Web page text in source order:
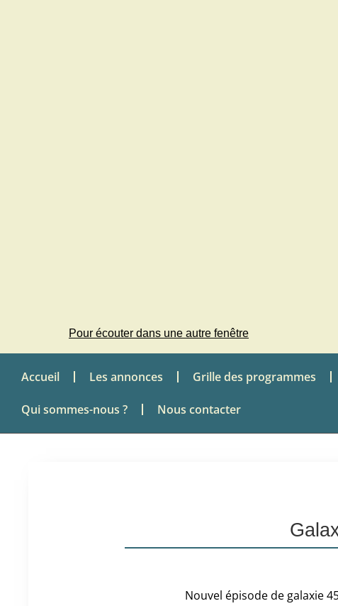
Pour écouter dans une autre fenêtre
Accueil Les annonces Grille des programmes
Qui sommes-nous ? Nous contacter
Nouvel épisode de galaxie